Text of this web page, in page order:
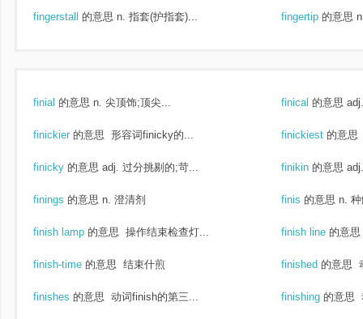
fingerstall 的意思 n. 指套(护指套)... fingertip 的意思
finial 的意思 n. 尖顶饰;顶尖... finical 的意思
finickier 的意思 形容词finicky的... finickiest 的意思
finicky 的意思 adj. 过分挑剔的;苛... finikin 的意思
finings 的意思 n. 澄清剂 finis 的意思 n.
finish lamp 的意思 操作结束检查灯... finish line 的意思
finish-time 的意思 结束什煎 finished 的意思
finishes 的意思 动词finish的第三... finishing 的意思